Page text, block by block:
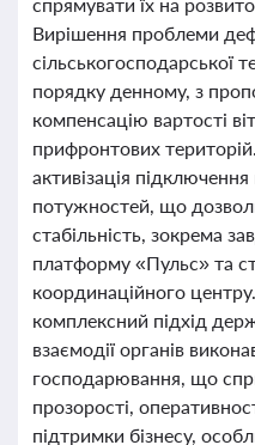
Вирішення проблеми
сільськогосподарської
порядку денному, з
компенсацію вартості
прифронтових
активізація
потужностей, що
стабільність, зокрема
платформу «Пульс» та
координаційного
комплексний підхід
взаємодії органів
господарювання, що
прозорості,
підтримки бізнесу,